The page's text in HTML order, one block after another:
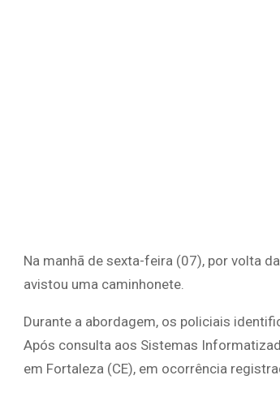
Na manhã de sexta-feira (07), por volta
avistou uma caminhonete.
Durante a abordagem, os policiais
Após consulta aos Sistemas
em Fortaleza (CE), em ocorrência